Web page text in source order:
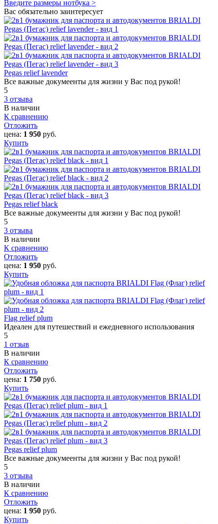
Введите размеры нотбука >
Вас обязательно заинтересует
Pegas relief lavender
Все важные докумеенты для жизни у Вас под рукой!
5
3 отзыва
В наличии
К сравнению
Отложить
цена: 1 950 руб.
Купить
Pegas relief black
Все важные докумеенты для жизни у Вас под рукой!
5
3 отзыва
В наличии
К сравнению
Отложить
цена: 1 950 руб.
Купить
Flag relief plum
Идеален для путешествий и ежедневного использования
5
1 отзыв
В наличии
К сравнению
Отложить
цена: 1 750 руб.
Купить
Pegas relief plum
Все важные докумеенты для жизни у Вас под рукой!
5
3 отзыва
В наличии
К сравнению
Отложить
цена: 1 950 руб.
Купить